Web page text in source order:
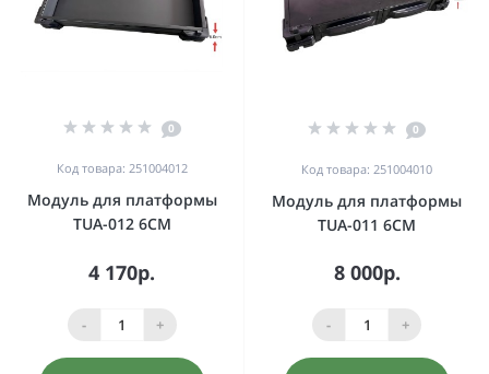
0
Код товара: 251004012
Модуль для платформы
TUA-012 6CM
4 170р.
- +
0
Код товара: 251004010
Модуль для платформы
TUA-011 6CM
8 000р.
- +